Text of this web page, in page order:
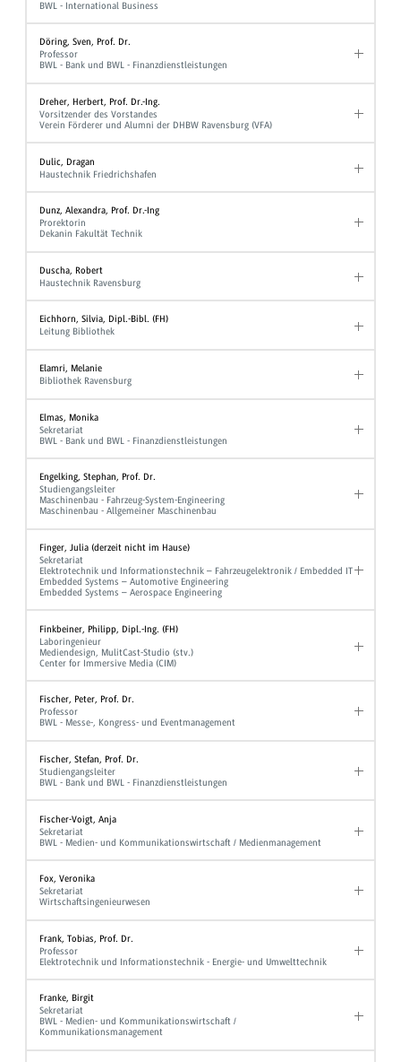
BWL - International Business
Döring, Sven, Prof. Dr.
Professor
BWL - Bank und BWL - Finanzdienstleistungen
Dreher, Herbert, Prof. Dr.-Ing.
Vorsitzender des Vorstandes
Verein Förderer und Alumni der DHBW Ravensburg (VFA)
Dulic, Dragan
Haustechnik Friedrichshafen
Dunz, Alexandra, Prof. Dr.-Ing
Prorektorin
Dekanin Fakultät Technik
Duscha, Robert
Haustechnik Ravensburg
Eichhorn, Silvia, Dipl.-Bibl. (FH)
Leitung Bibliothek
Elamri, Melanie
Bibliothek Ravensburg
Elmas, Monika
Sekretariat
BWL - Bank und BWL - Finanzdienstleistungen
Engelking, Stephan, Prof. Dr.
Studiengangsleiter
Maschinenbau - Fahrzeug-System-Engineering
Maschinenbau - Allgemeiner Maschinenbau
Finger, Julia (derzeit nicht im Hause)
Sekretariat
Elektrotechnik und Informationstechnik – Fahrzeugelektronik / Embedded IT
Embedded Systems – Automotive Engineering
Embedded Systems – Aerospace Engineering
Finkbeiner, Philipp, Dipl.-Ing. (FH)
Laboringenieur
Mediendesign, MulitCast-Studio (stv.)
Center for Immersive Media (CIM)
Fischer, Peter, Prof. Dr.
Professor
BWL - Messe-, Kongress- und Eventmanagement
Fischer, Stefan, Prof. Dr.
Studiengangsleiter
BWL - Bank und BWL - Finanzdienstleistungen
Fischer-Voigt, Anja
Sekretariat
BWL - Medien- und Kommunikationswirtschaft / Medienmanagement
Fox, Veronika
Sekretariat
Wirtschaftsingenieurwesen
Frank, Tobias, Prof. Dr.
Professor
Elektrotechnik und Informationstechnik - Energie- und Umwelttechnik
Franke, Birgit
Sekretariat
BWL - Medien- und Kommunikationswirtschaft /
Kommunikationsmanagement